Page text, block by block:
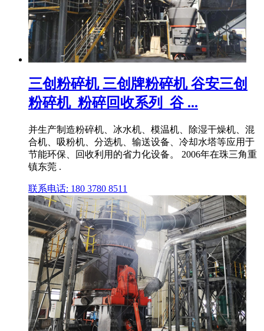
三创粉碎机 三创牌粉碎机 谷安三创
粉碎机_粉碎回收系列_谷 ...
并生产制造粉碎机、冰水机、模温机、除湿干燥机、混
合机、吸粉机、分选机、输送设备、冷却水塔等应用于
节能环保、回收利用的省力化设备。 2006年在珠三角重
镇东莞 .
联系电话: 180 3780 8511